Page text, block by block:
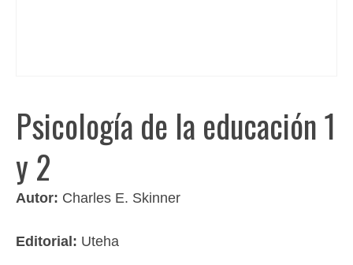
Psicología de la educación 1
y 2
Autor: Charles E. Skinner
Editorial: Uteha